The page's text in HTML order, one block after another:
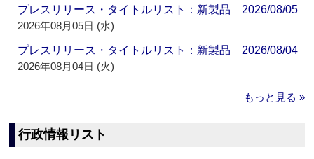
プレスリリース・タイトルリスト：新製品 2026/08/05
2026年08月05日 (水)
プレスリリース・タイトルリスト：新製品 2026/08/04
2026年08月04日 (火)
もっと見る »
行政情報リスト